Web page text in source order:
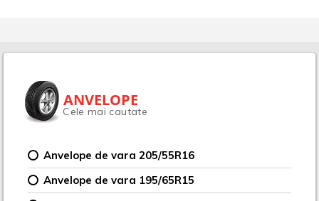
ANVELOPE
Cele mai cautate
Anvelope de vara 205/55R16
Anvelope de vara 195/65R15